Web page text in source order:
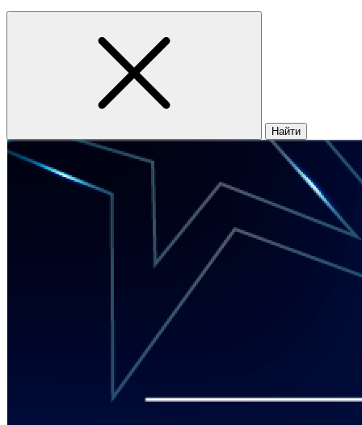
Найти